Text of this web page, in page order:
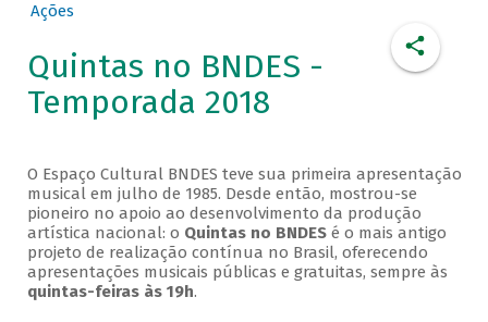
Ações
Quintas no BNDES -
Temporada 2018
O Espaço Cultural BNDES teve sua primeira apresentação
musical em julho de 1985. Desde então, mostrou-se
pioneiro no apoio ao desenvolvimento da produção
artística nacional: o Quintas no BNDESé o mais antigo
projeto de realização contínua no Brasil, oferecendo
apresentações musicais públicas e gratuitas, sempre às
quintas-feiras às 19h.